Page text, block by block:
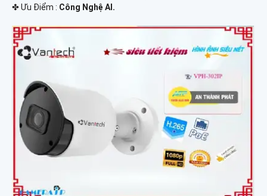
️✤ Ưu Điểm : Công Nghệ AI.